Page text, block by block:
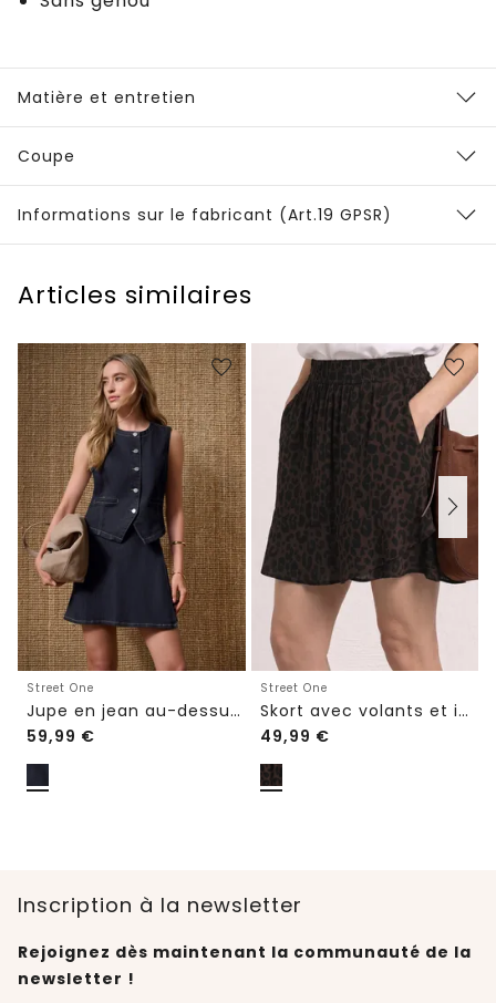
Matière et entretien
Coupe
Informations sur le fabricant (Art.19 GPSR)
Articles similaires
Street One
Jupe en jean au-dessus du genou, style portefeuille
59,99 €
Street One
Skort avec volants et imprimé
49,99 €
Inscription à la newsletter
Rejoignez dès maintenant la communauté de la
newsletter !